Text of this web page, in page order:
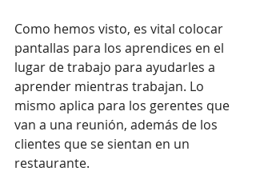
Como hemos visto, es vital colocar
pantallas para los aprendices en el
lugar de trabajo para ayudarles a
aprender mientras trabajan. Lo
mismo aplica para los gerentes que
van a una reunión, además de los
clientes que se sientan en un
restaurante.